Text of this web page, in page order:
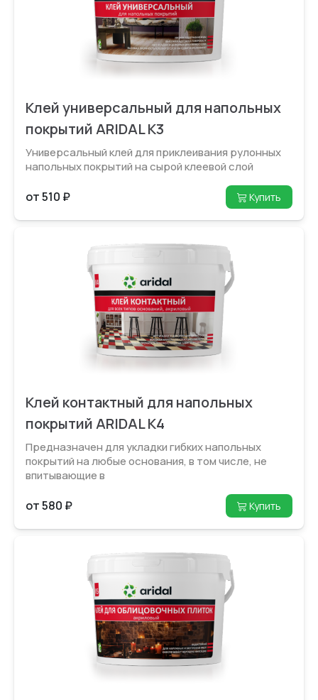
Клей универсальный для напольных
покрытий ARIDAL K3
Универсальный клей для приклеивания рулонных
напольных покрытий на сырой клеевой слой
от 510 ₽ Купить
Клей контактный для напольных
покрытий ARIDAL K4
Предназначен для укладки гибких напольных
покрытий на любые основания, в том числе, не
впитывающие в
от 580 ₽ Купить